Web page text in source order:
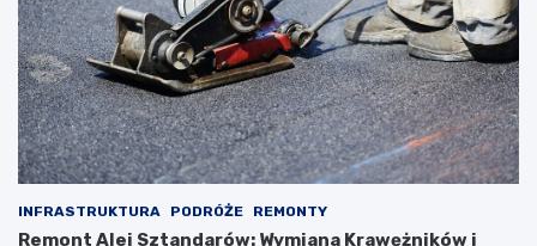
INFRASTRUKTURA PODRÓŻE REMONTY
Remont Alei Sztandarów: Wymiana Krawężników i